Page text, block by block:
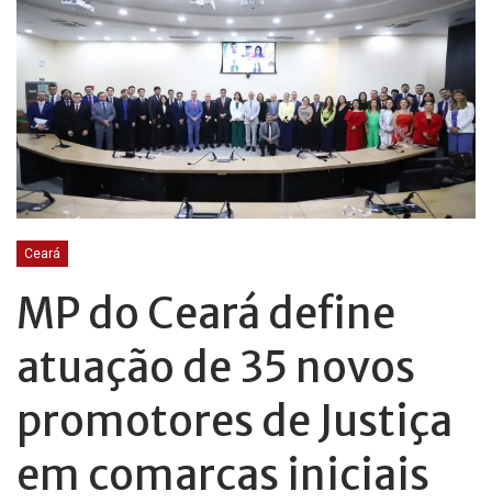
Ceará
MP do Ceará define
atuação de 35 novos
promotores de Justiça
em comarcas iniciais